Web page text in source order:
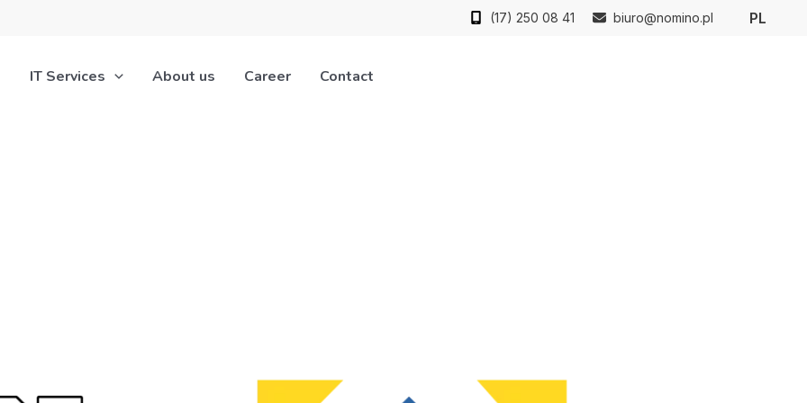
(17) 250 08 41 biuro@nomino.pl PL
IT Services About us Career Contact